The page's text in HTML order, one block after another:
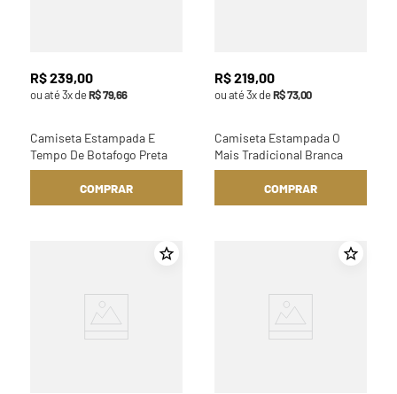
R$239,00
ou até3x deR$79,66
Camiseta Estampada E
Tempo De Botafogo Preta
COMPRAR
R$219,00
ou até3x deR$73,00
Camiseta Estampada O
Mais Tradicional Branca
COMPRAR